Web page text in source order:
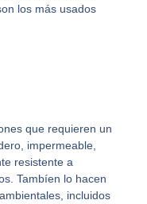
los más usados
que requieren un
impermeable,
resistente a
Tambíen lo hacen
incluidos